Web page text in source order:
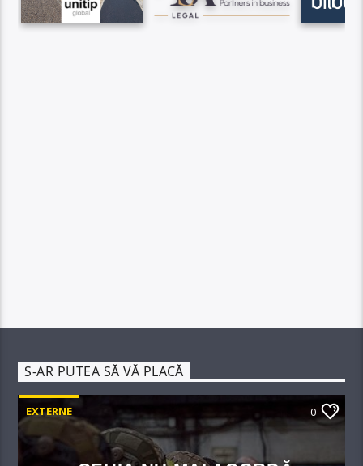
S-AR PUTEA SĂ VĂ PLACĂ
EXTERNE 0